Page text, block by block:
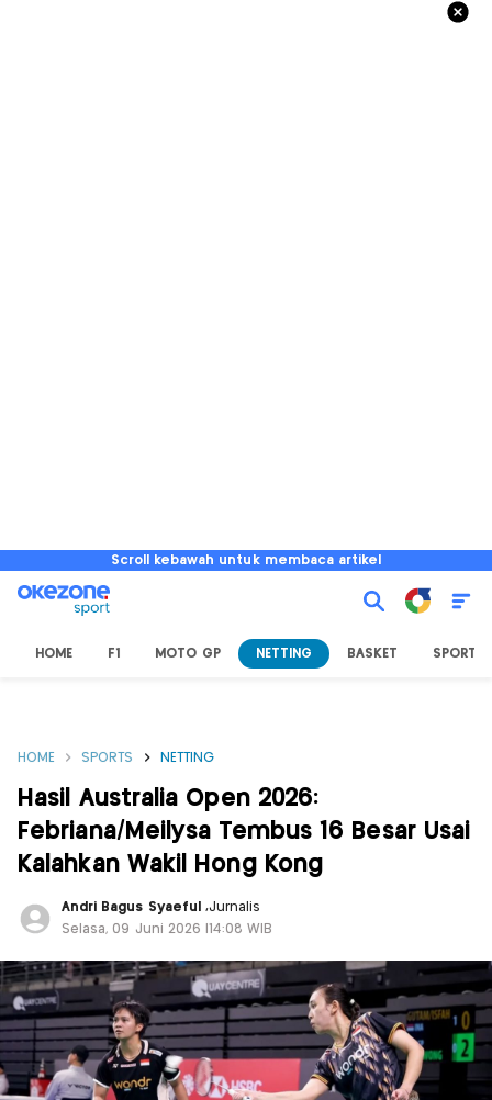
Scroll kebawah untuk membaca artikel
HOME F1 MOTO GP NETTING BASKET SPORT
HOME SPORTS NETTING
Hasil Australia Open 2026:
Febriana/Meilysa Tembus 16 Besar Usai
Kalahkan Wakil Hong Kong
Andri Bagus Syaeful ,Jurnalis
Selasa, 09 Juni 2026 |14:08 WIB